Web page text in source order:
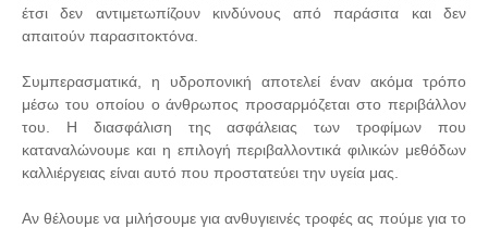
έτσι δεν αντιμετωπίζουν κινδύνους από παράσιτα και δεν
απαιτούν παρασιτοκτόνα.
Συμπερασματικά, η υδροπονική αποτελεί έναν ακόμα τρόπο
μέσω του οποίου ο άνθρωπος προσαρμόζεται στο περιβάλλον
του. Η διασφάλιση της ασφάλειας των τροφίμων που
καταναλώνουμε και η επιλογή περιβαλλοντικά φιλικών μεθόδων
καλλιέργειας είναι αυτό που προστατεύει την υγεία μας.
Αν θέλουμε να μιλήσουμε για ανθυγιεινές τροφές ας πούμε για το